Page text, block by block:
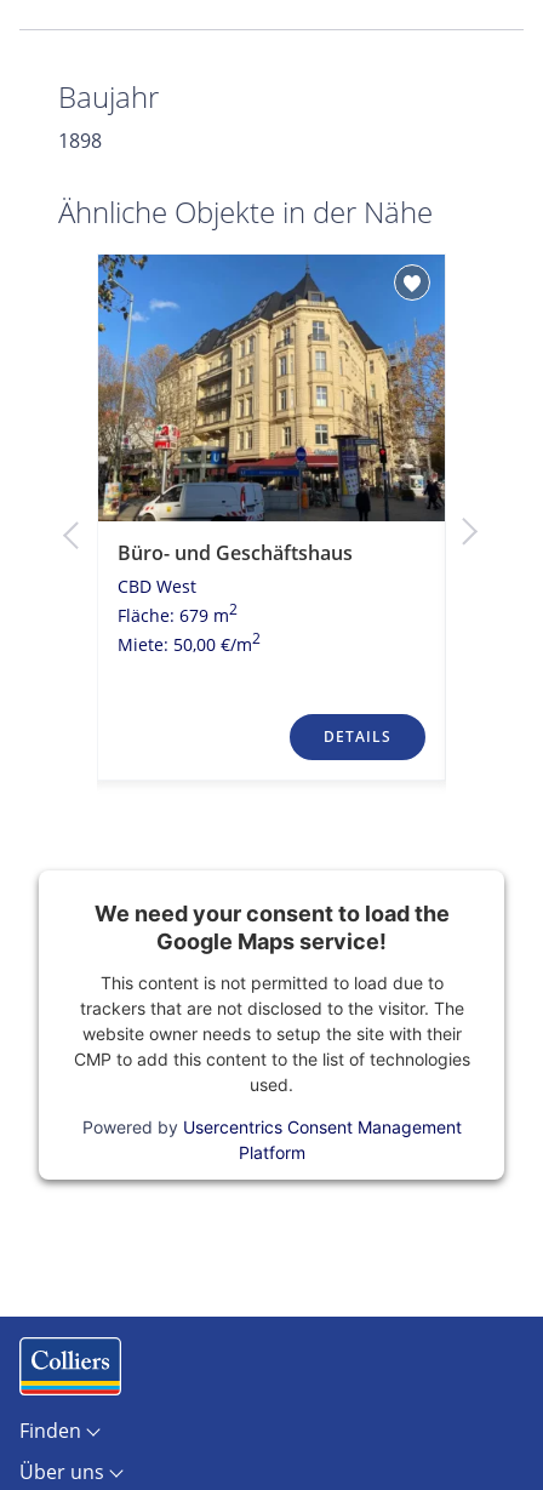
Baujahr
1898
Ähnliche Objekte in der Nähe
Büro- und Geschäftshaus
CBD West
Fläche: 679 m2
Miete: 50,00 €/m2
DETAILS
We need your consent to load the
Google Maps service!
This content is not permitted to load due to
trackers that are not disclosed to the visitor. The
website owner needs to setup the site with their
CMP to add this content to the list of technologies
used.
Powered by Usercentrics Consent Management
Platform
Finden
Standorte
Über uns